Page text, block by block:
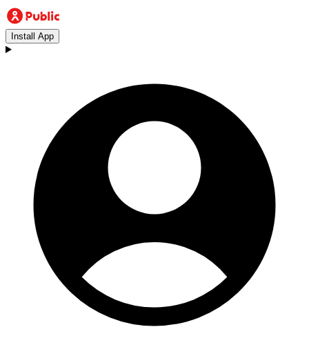
Install App